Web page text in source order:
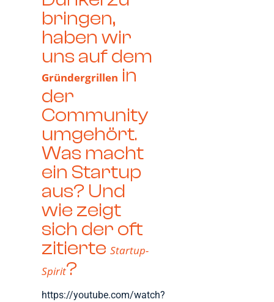
bringen,
haben wir
uns auf dem
Gründergrillen in
der
Community
umgehört.
Was macht
ein Startup
aus? Und
wie zeigt
sich der oft
zitierteStartup-
Spirit?
https://youtube.com/watch?